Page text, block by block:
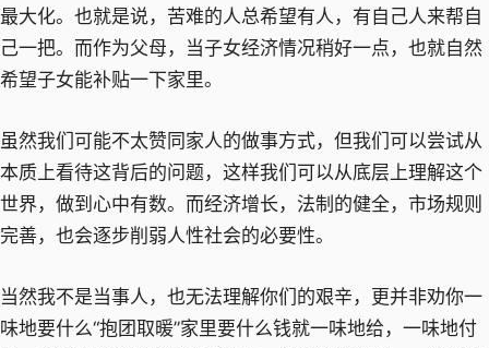
最大化。也就是说，苦难的人总希望有人，有自己人来帮自
己一把。而作为父母，当子女经济情况稍好一点，也就自然
希望子女能补贴一下家里。
虽然我们可能不太赞同家人的做事方式，但我们可以尝试从
本质上看待这背后的问题，这样我们可以从底层上理解这个
世界，做到心中有数。而经济增长，法制的健全，市场规则
完善，也会逐步削弱人性社会的必要性。
当然我不是当事人，也无法理解你们的艰辛，更并非劝你一
味地要什么“抱团取暖”家里要什么钱就一味地给，一味地付